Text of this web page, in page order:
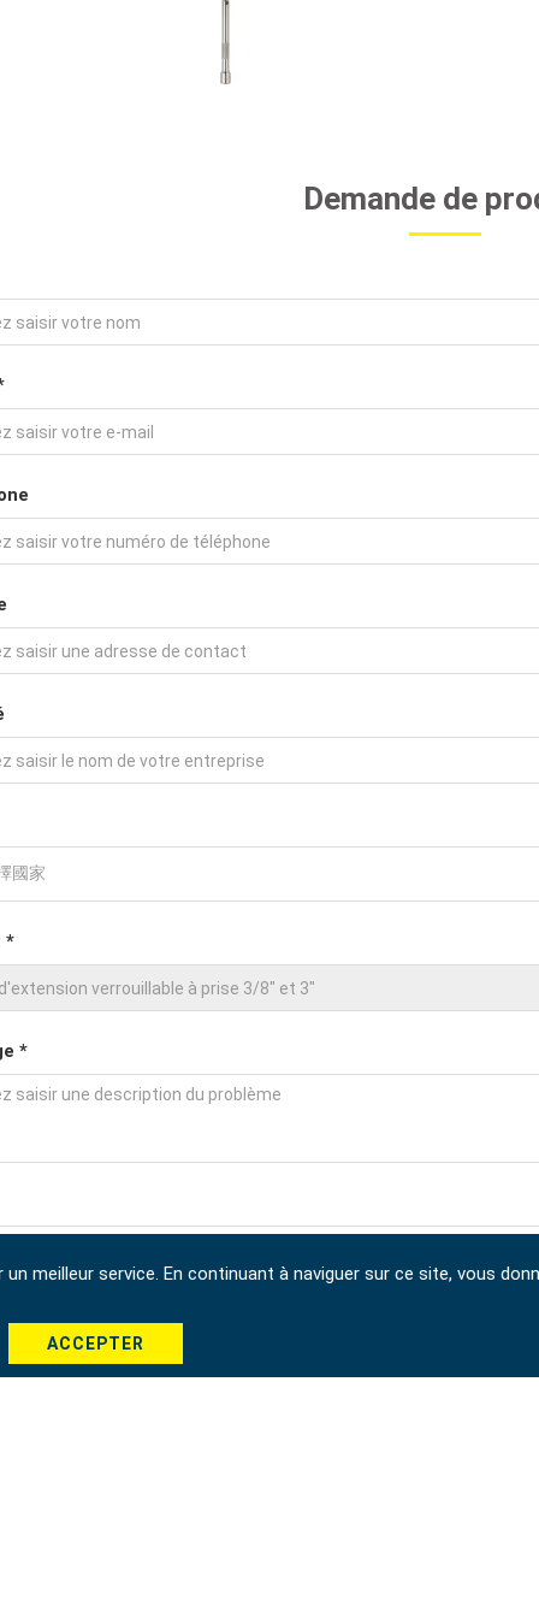
Demande de
*
*
meilleur service. En continuant à naviguer sur ce site, vous
ACCEPTER